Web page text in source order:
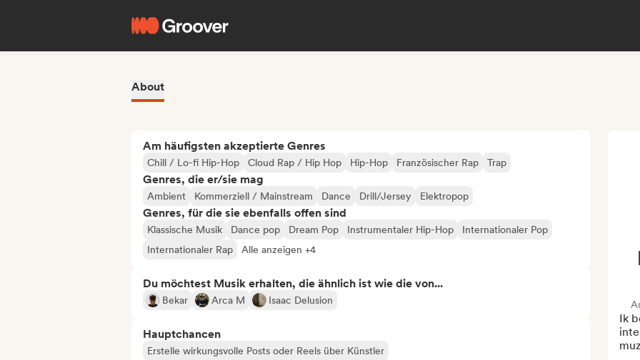
About
Am häufigsten akzeptierte Genres
Chill / Lo-fi Hip-Hop Cloud Rap / Hip Hop Hip-Hop Französischer Rap Trap
Genres, die er/sie mag
Ambient Kommerziell / Mainstream Dance Drill/Jersey Elektropop
Genres, für die sie ebenfalls offen sind
Klassische Musik Dance pop Dream Pop Instrumentaler Hip-Hop
Internationaler Pop
Internationaler Rap
Alle anzeigen +4
Du möchtest Musik erhalten, die ähnlich ist wie die von...
Bekar Arca M Isaac Delusion
Hauptchancen
Erstelle wirkungsvolle Posts oder Reels über Künstler
Ik